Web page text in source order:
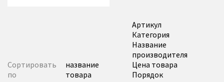
Сортировать
по
название
товара
Артикул
Категория
Название
производителя
Цена товара
Порядок